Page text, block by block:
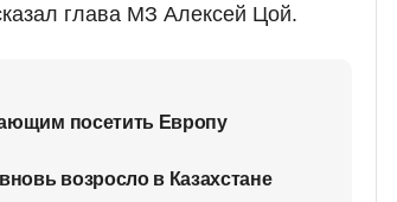
глава МЗ Алексей Цой.
посетить Европу
возросло в Казахстане